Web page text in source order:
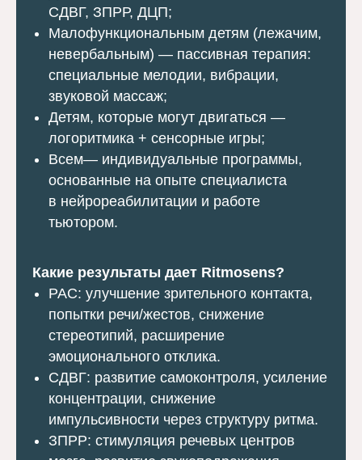
СДВГ, ЗПРР, ДЦП;
Малофункциональным детям (лежачим,
невербальным) — пассивная терапия:
специальные мелодии, вибрации,
звуковой массаж;
Детям, которые могут двигаться —
логоритмика + сенсорные игры;
Всем— индивидуальные программы,
основанные на опыте специалиста
в нейрореабилитации и работе
тьютором.
Какие результаты дает Ritmosens?
РАС: улучшение зрительного контакта,
попытки речи/жестов, снижение
стереотипий, расширение
эмоционального отклика.
СДВГ: развитие самоконтроля, усиление
концентрации, снижение
импульсивности через структуру ритма.
ЗПРР: стимуляция речевых центров